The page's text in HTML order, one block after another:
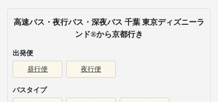
高速バス・夜行バス・深夜バス 千葉 東京ディズニーラ
ンド®から京都行き
出発便
昼行便 夜行便
バスタイプ